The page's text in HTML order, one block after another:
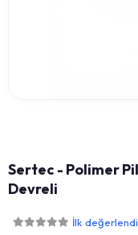
Sertec - Polimer
Devreli
İlk